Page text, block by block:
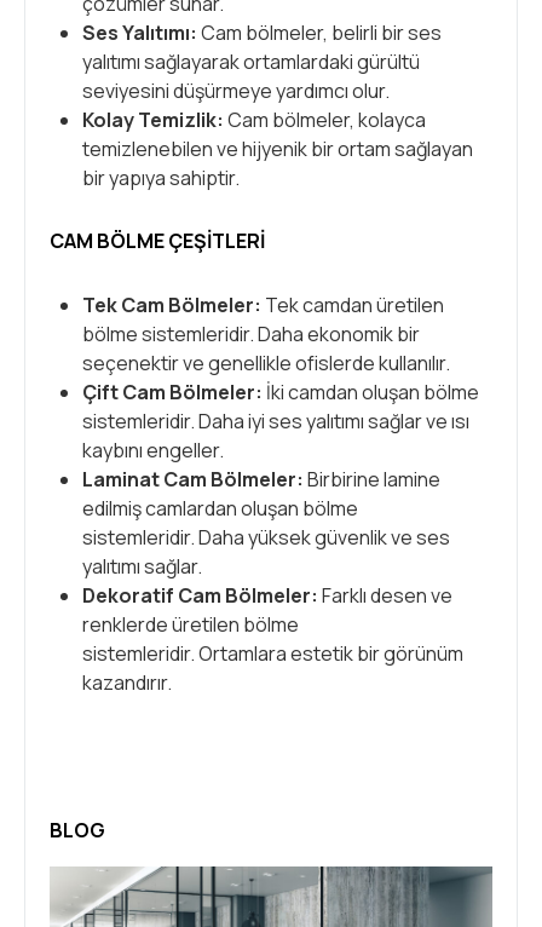
Ses Yalıtımı: Cam bölmeler, belirli bir ses
yalıtımı sağlayarak ortamlardaki gürültü
seviyesini düşürmeye yardımcı olur.
Kolay Temizlik: Cam bölmeler, kolayca
temizlenebilen ve hijyenik bir ortam sağlayan
bir yapıya sahiptir.
CAM BÖLME ÇEŞITLERI
Tek Cam Bölmeler: Tek camdan üretilen
bölme sistemleridir. Daha ekonomik bir
seçenektir ve genellikle ofislerde kullanılır.
Çift Cam Bölmeler: İki camdan oluşan bölme
sistemleridir. Daha iyi ses yalıtımı sağlar ve ısı
kaybını engeller.
Laminat Cam Bölmeler: Birbirine lamine
edilmiş camlardan oluşan bölme
sistemleridir. Daha yüksek güvenlik ve ses
yalıtımı sağlar.
Dekoratif Cam Bölmeler: Farklı desen ve
renklerde üretilen bölme
sistemleridir. Ortamlara estetik bir görünüm
kazandırır.
BLOG